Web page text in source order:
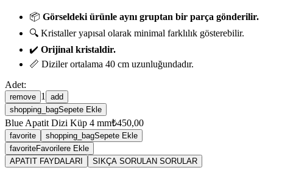
📦 Görseldeki ürünle aynı gruptan bir parça gönderilir.
🔍 Kristaller yapısal olarak minimal farklılık gösterebilir.
✔️ Orijinal kristaldir.
📏 Diziler ortalama 40 cm uzunluğundadır.
Adet:
remove 1
add
shopping_bagSepete Ekle
Blue Apatit Dizi Küp 4 mm₺450,00
favorite shopping_bagSepete Ekle
favoriteFavorilere Ekle
APATIT FAYDALARI
SIKÇA SORULAN SORULAR